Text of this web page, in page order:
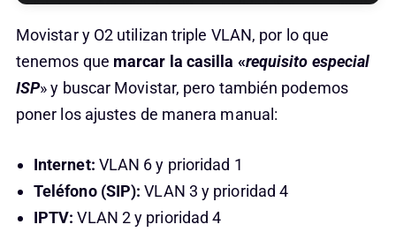
Movistar y O2 utilizan triple VLAN, por lo que
tenemos que marcar la casilla «requisito especial
ISP» y buscar Movistar, pero también podemos
poner los ajustes de manera manual:
Internet: VLAN 6 y prioridad 1
Teléfono (SIP): VLAN 3 y prioridad 4
IPTV: VLAN 2 y prioridad 4